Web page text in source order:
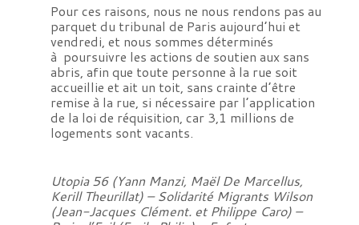
Pour ces raisons, nous ne nous rendons pas au
parquet du tribunal de Paris aujourd’hui et
vendredi, et nous sommes déterminés
à poursuivre les actions de soutien aux sans
abris, afin que toute personne à la rue soit
accueillie et ait un toit, sans crainte d’être
remise à la rue, si nécessaire par l’application
de la loi de réquisition, car 3,1 millions de
logements sont vacants.
Utopia 56 (Yann Manzi, Maël De Marcellus,
Kerill Theurillat) – Solidarité Migrants Wilson
(Jean-Jacques Clément. et Philippe Caro) –